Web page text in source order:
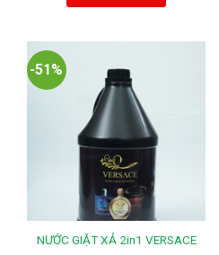
-51%
NƯỚC GIẶT XẢ 2in1 VERSACE